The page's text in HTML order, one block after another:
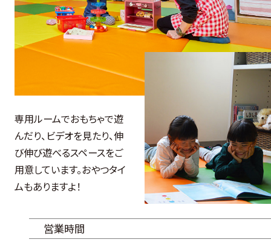
専用ルームでおもちゃで遊
んだり、ビデオを見たり、伸
び伸び遊べるスペースをご
用意しています。おやつタイ
ムもありますよ！
営業時間